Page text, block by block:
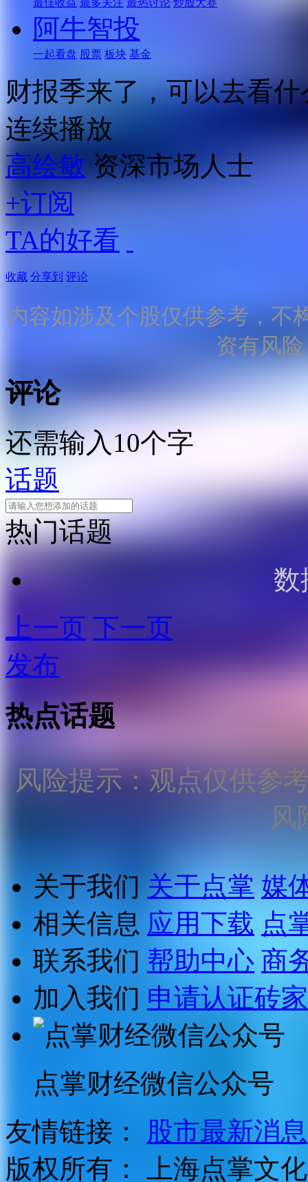
最佳收益 最多关注 最热讨论 炒股大赛
阿牛智投
一起看盘 股票 板块 基金
财报季来了，可以去看什
连续播放
高绘敏 资深市场人士
+订阅
TA的好看
收藏 分享到 评论
内容如涉及个股仅供参考，不
资有风
评论
还需输入10个字
话题
热门话题
数
上一页 下一页
发布
热点话题
风险提示：观点仅供参
风
关于我们 关于点掌 媒
相关信息 应用下载 点
联系我们 帮助中心 商
加入我们 申请认证砖家
点掌财经微信公众号
友情链接：
股市最新消息
版权所有：
上海点掌文